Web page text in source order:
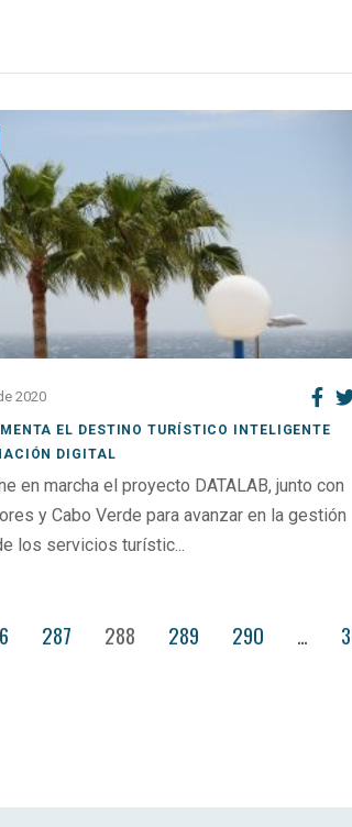
2020
EL DESTINO TURÍSTICO INTELIGENTE
DIGITAL
en marcha el proyecto DATALAB, junto con
y Cabo Verde para avanzar en la gestión
los servicios turístic...
287 288 289 290 …